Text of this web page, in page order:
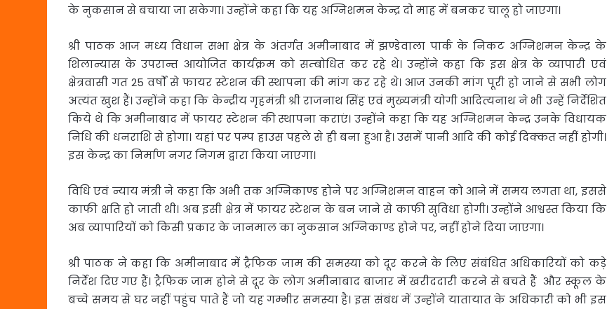
के नुकसान से बचाया जा सकेगा। उन्होंने कहा कि यह अग्निशमन केन्द्र दो माह में बनकर चालू हो जाएगा।
श्री पाठक आज मध्य विधान सभा क्षेत्र के अंतर्गत अमीनाबाद में झण्डेवाला पार्क के निकट अग्निशमन केन्द्र के
शिलान्यास के उपरान्त आयोजित कार्यक्रम को सम्बोधित कर रहे थे। उन्होंने कहा कि इस क्षेत्र के व्यापारी एवं
क्षेत्रवासी गत 25 वर्षों से फायर स्टेशन की स्थापना की मांग कर रहे थे। आज उनकी मांग पूरी हो जाने से सभी लोग
अत्यंत खुश हैं। उन्होंने कहा कि केन्द्रीय गृहमंत्री श्री राजनाथ सिंह एवं मुख्यमंत्री योगी आदित्यनाथ ने भी उन्हें निर्देशित
किये थे कि अमीनाबाद में फायर स्टेशन की स्थापना कराएं। उन्होंने कहा कि यह अग्निशमन केन्द्र उनके विधायक
निधि की धनराशि से होगा। यहां पर पम्प हाउस पहले से ही बना हुआ है। उसमें पानी आदि की कोई दिक्कत नहीं होगी।
इस केन्द्र का निर्माण नगर निगम द्वारा किया जाएगा।
विधि एवं न्याय मंत्री ने कहा कि अभी तक अग्निकाण्ड होने पर अग्निशमन वाहन को आने में समय लगता था, इससे
काफी क्षति हो जाती थी। अब इसी क्षेत्र में फायर स्टेशन के बन जाने से काफी सुविधा होगी। उन्होंने आश्वस्त किया कि
अब व्यापारियों को किसी प्रकार के जानमाल का नुकसान अग्निकाण्ड होने पर, नहीं होने दिया जाएगा।
श्री पाठक ने कहा कि अमीनाबाद में ट्रैफिक जाम की समस्या को दूर करने के लिए संबंधित अधिकारियों को कड़े
निर्देश दिए गए हैं। ट्रैफिक जाम होने से दूर के लोग अमीनाबाद बाजार में खरीददारी करने से बचते हैं और स्कूल के
बच्चे समय से घर नहीं पहुंच पाते हैं जो यह गम्भीर समस्या है। इस संबंध में उन्होंने यातायात के अधिकारी को भी इस